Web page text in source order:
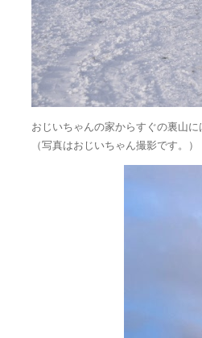
おじいちゃんの家からすぐの裏山
（写真はおじいちゃん撮影です。）